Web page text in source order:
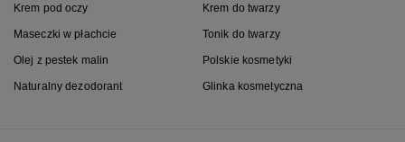
Krem pod oczy Krem do twarzy
Maseczki w płachcie Tonik do twarzy
Olej z pestek malin Polskie kosmetyki
Naturalny dezodorant Glinka kosmetyczna